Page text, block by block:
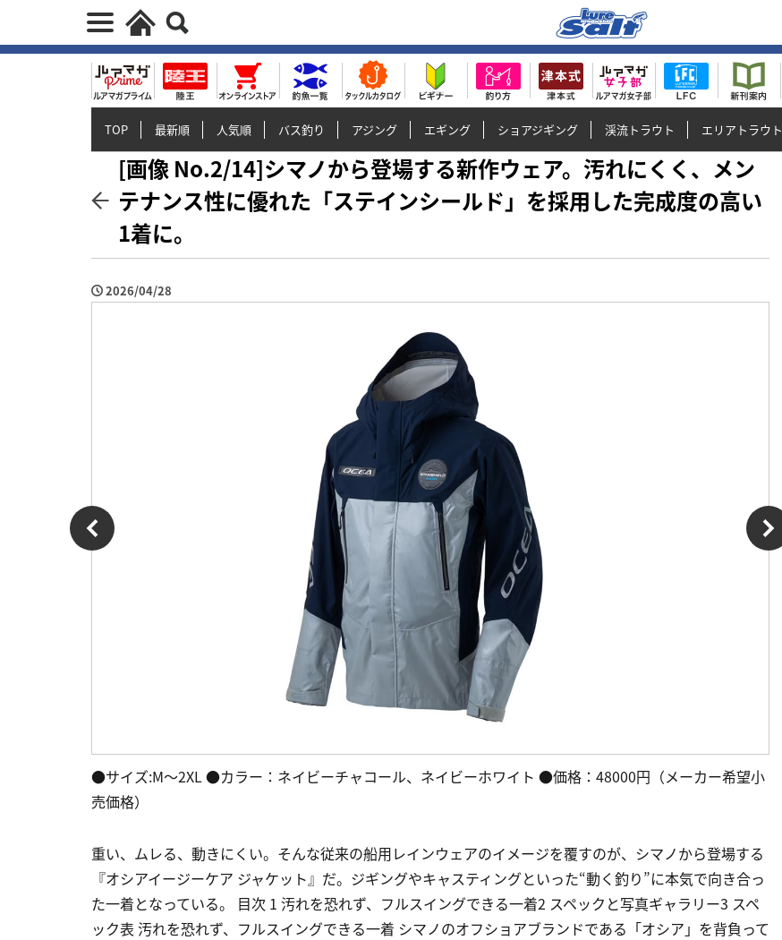
TOP 最新順 人気順 バス釣り アジング エギング ショアジギング 渓流トラウト エリアトラウト
[画像 No.2/14]シマノから登場する新作ウェア。汚れにくく、メン
テナンス性に優れた「ステインシールド」を採用した完成度の高い
1着に。
2026/04/28
●サイズ:M～2XL ●カラー：ネイビーチャコール、ネイビーホワイト ●価格：48000円（メーカー希望小
売価格）
重い、ムレる、動きにくい。そんな従来の船用レインウェアのイメージを覆すのが、シマノから登場する
『オシアイージーケア ジャケット』だ。ジギングやキャスティングといった“動く釣り”に本気で向き合っ
た一着となっている。 目次 1 汚れを恐れず、フルスイングできる一着2 スペックと写真ギャラリー3 スペ
ック表 汚れを恐れず、フルスイングできる一着 シマノのオフショアブランドである「オシア」を背負って